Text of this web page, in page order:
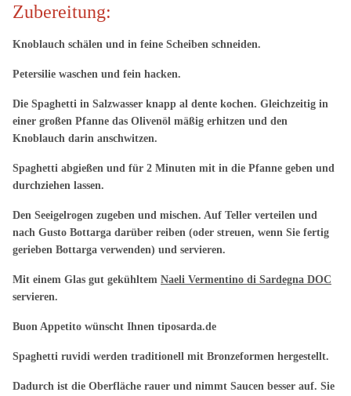
Zubereitung:
Knoblauch schälen und in feine Scheiben schneiden.
Petersilie waschen und fein hacken.
Die Spaghetti in Salzwasser knapp al dente kochen. Gleichzeitig in
einer großen Pfanne das Olivenöl mäßig erhitzen und den
Knoblauch darin anschwitzen.
Spaghetti abgießen und für 2 Minuten mit in die Pfanne geben und
durchziehen lassen.
Den Seeigelrogen zugeben und mischen. Auf Teller verteilen und
nach Gusto Bottarga darüber reiben (oder streuen, wenn Sie fertig
gerieben Bottarga verwenden) und servieren.
Mit einem Glas gut gekühltem Naeli Vermentino di Sardegna DOC
servieren.
Buon Appetito wünscht Ihnen tiposarda.de
Spaghetti ruvidi werden traditionell mit Bronzeformen hergestellt.
Dadurch ist die Oberfläche rauer und nimmt Saucen besser auf. Sie